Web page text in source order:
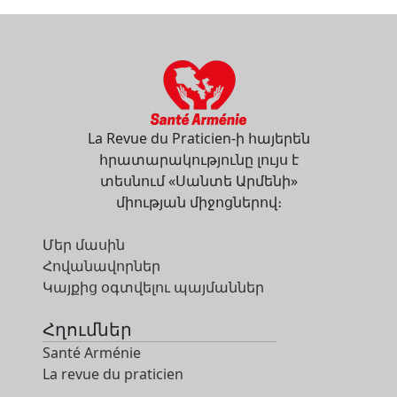
La Revue du Praticien-ի հայերեն
հրատարակությունը լույս է
տեսնում «Սանտե Արմենի»
միության միջոցներով։
Մեր մասին
Հովանավորներ
Կայքից օգտվելու պայմաններ
Հղումներ
Santé Arménie
La revue du praticien